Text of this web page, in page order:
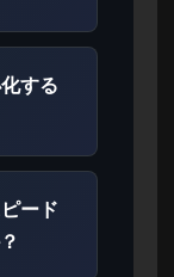
する
ード